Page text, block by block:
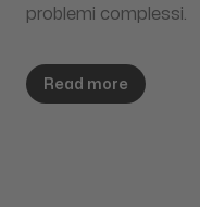
problemi complessi.
Read more